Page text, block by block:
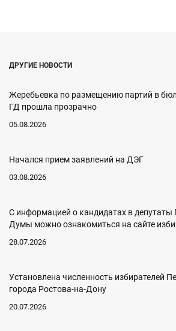
ДРУГИЕ НОВОСТИ
Жеребьевка по размещению партий в
ГД прошла прозрачно
05.08.2026
Начался прием заявлений на ДЭГ
03.08.2026
C информацией о кандидатах в депутаты
Думы можно ознакомиться на сайте
28.07.2026
Установлена численность избирателей
города Ростова-на-Дону
20.07.2026